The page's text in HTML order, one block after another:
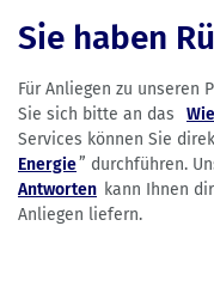
Sie haben
Für Anliegen zu unseren
Sie sich bitte an das
Services können Sie
Energie” durchführen.
Antworten kann Ihnen
Anliegen liefern.